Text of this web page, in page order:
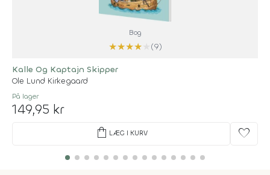
Bog
★★★★
(9)
Kalle Og Kaptajn Skipper
Ole Lund Kirkegaard
På lager
149,95 kr
shopping_bag LÆG I KURV favorite